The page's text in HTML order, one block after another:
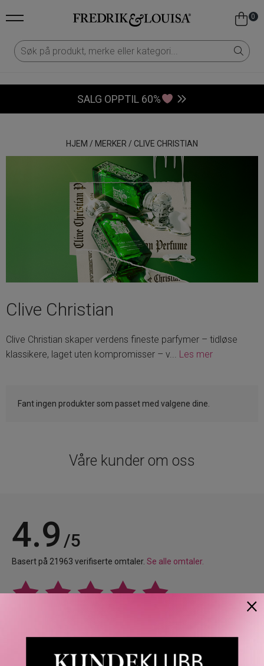
0
SALG OPPTIL 60%
HJEM / MERKER / CLIVE CHRISTIAN
Clive Christian
Clive Christian skaper verdens fineste parfymer – tidløse
klassikere, laget uten kompromisser – v... Les mer
Fant ingen produkter som passet med valgene dine.
Våre kunder om oss
4.9 /5
Basert på 21963 verifiserte omtaler. Se alle omtaler.
Anette L. 06/08/2026
×